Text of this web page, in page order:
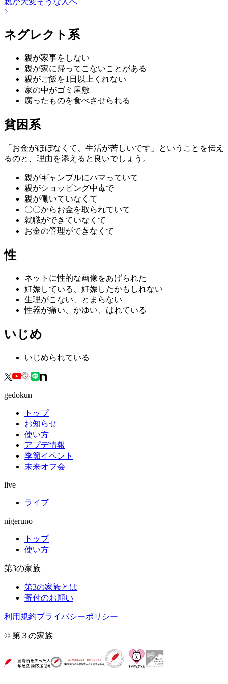
ネグレクト系
親が家事をしない
親が家に帰ってこないことがある
親がご飯を1日以上くれない
家の中がゴミ屋敷
腐ったものを食べさせられる
貧困系
「お金がほぼなくて、生活が苦しいです」ということを伝え
るのと、理由を添えると良いでしょう。
親がギャンブルにハマっていて
親がショッピング中毒で
親が働いていなくて
〇〇からお金を取られていて
就職ができていなくて
お金の管理ができなくて
性
ネットに性的な画像をあげられた
妊娠している、妊娠したかもしれない
生理がこない、とまらない
性器が痛い、かゆい、はれている
いじめ
いじめられている
gedokun
トップ
お知らせ
使い方
アプデ情報
季節イベント
未来オフ会
live
ライブ
nigeruno
トップ
使い方
第3の家族
第3の家族とは
寄付のお願い
利用規約プライバシーポリシー
© 第３の家族